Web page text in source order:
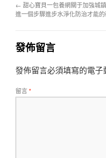
← 甜心寶貝一包養網關于加強城
進一個步驟進步水淨化防治才能
發佈留言
發佈留言必須填寫的電子
留言*